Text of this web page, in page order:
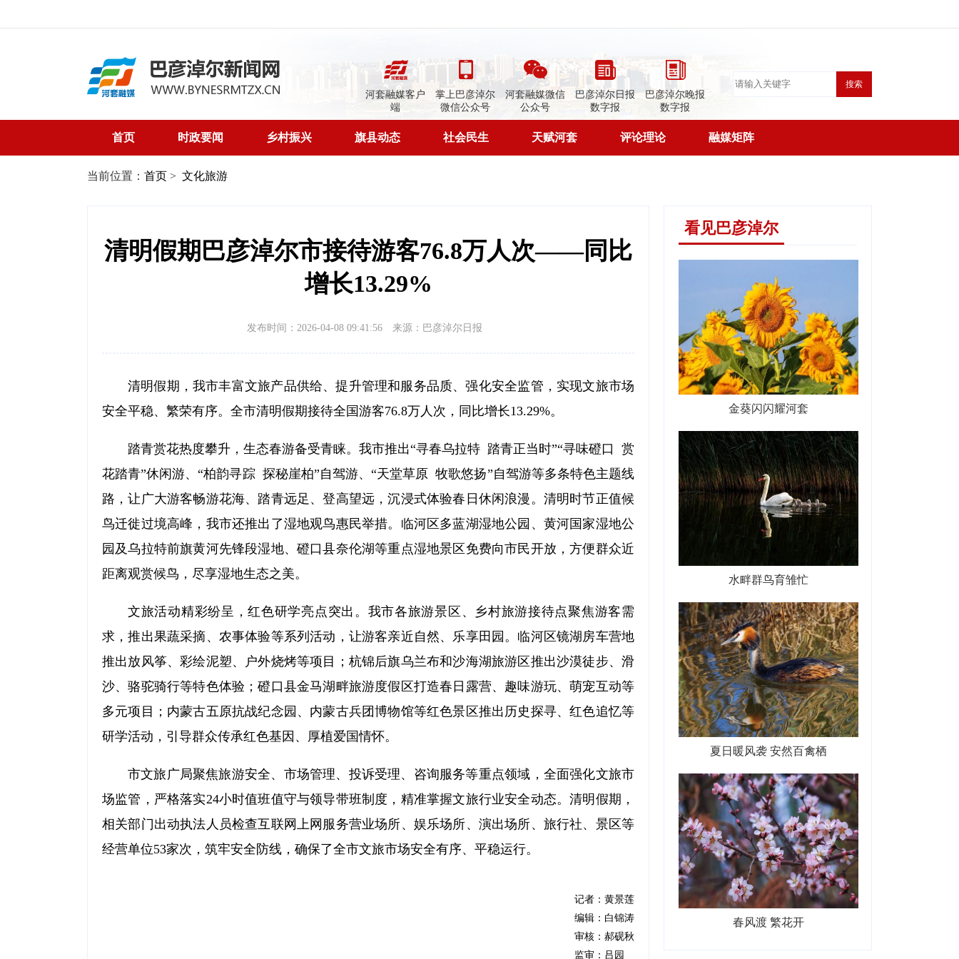
河套融媒客户
端
掌上巴彦淖尔
微信公众号
河套融媒微信
公众号
巴彦淖尔日报
数字报
巴彦淖尔晚报
数字报
搜索
首页 时政要闻 乡村振兴 旗县动态 社会民生 天赋河套 评论理论 融媒矩阵
当前位置： 首页 > 文化旅游
清明假期巴彦淖尔市接待游客76.8万人次——同比
增长13.29%
发布时间：2026-04-08 09:41:56 来源：巴彦淖尔日报
清明假期，我市丰富文旅产品供给、提升管理和服务品质、强化安全监管，实现文旅市场
安全平稳、繁荣有序。全市清明假期接待全国游客76.8万人次，同比增长13.29%。
踏青赏花热度攀升，生态春游备受青睐。我市推出“寻春乌拉特 踏青正当时”“寻味磴口 赏
花踏青”休闲游、“柏韵寻踪 探秘崖柏”自驾游、“天堂草原 牧歌悠扬”自驾游等多条特色主题线
路，让广大游客畅游花海、踏青远足、登高望远，沉浸式体验春日休闲浪漫。清明时节正值候
鸟迁徙过境高峰，我市还推出了湿地观鸟惠民举措。临河区多蓝湖湿地公园、黄河国家湿地公
园及乌拉特前旗黄河先锋段湿地、磴口县奈伦湖等重点湿地景区免费向市民开放，方便群众近
距离观赏候鸟，尽享湿地生态之美。
文旅活动精彩纷呈，红色研学亮点突出。我市各旅游景区、乡村旅游接待点聚焦游客需
求，推出果蔬采摘、农事体验等系列活动，让游客亲近自然、乐享田园。临河区镜湖房车营地
推出放风筝、彩绘泥塑、户外烧烤等项目；杭锦后旗乌兰布和沙海湖旅游区推出沙漠徒步、滑
沙、骆驼骑行等特色体验；磴口县金马湖畔旅游度假区打造春日露营、趣味游玩、萌宠互动等
多元项目；内蒙古五原抗战纪念园、内蒙古兵团博物馆等红色景区推出历史探寻、红色追忆等
研学活动，引导群众传承红色基因、厚植爱国情怀。
市文旅广局聚焦旅游安全、市场管理、投诉受理、咨询服务等重点领域，全面强化文旅市
场监管，严格落实24小时值班值守与领导带班制度，精准掌握文旅行业安全动态。清明假期，
相关部门出动执法人员检查互联网上网服务营业场所、娱乐场所、演出场所、旅行社、景区等
经营单位53家次，筑牢安全防线，确保了全市文旅市场安全有序、平稳运行。
记者：黄景莲
编辑：白锦涛
审核：郝砚秋
监审：吕园
看见巴彦淖尔
金葵闪闪耀河套
水畔群鸟育雏忙
夏日暖风袭 安然百禽栖
春风渡 繁花开